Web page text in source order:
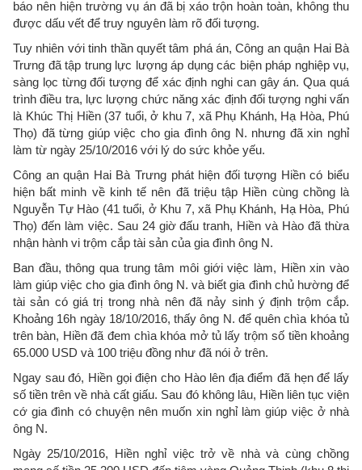
báo nên hiện trường vụ án đã bị xáo trộn hoàn toàn, không thu
được dấu vết để truy nguyên làm rõ đối tượng.
Tuy nhiên với tinh thần quyết tâm phá án, Công an quận Hai Bà
Trưng đã tập trung lực lượng áp dụng các biện pháp nghiệp vụ,
sàng lọc từng đối tượng để xác định nghi can gây án. Qua quá
trình điều tra, lực lượng chức năng xác định đối tượng nghi vấn
là Khúc Thị Hiền (37 tuổi, ở khu 7, xã Phụ Khánh, Hạ Hòa, Phú
Thọ) đã từng giúp việc cho gia đình ông N. nhưng đã xin nghỉ
làm từ ngày 25/10/2016 với lý do sức khỏe yếu.
Công an quận Hai Bà Trưng phát hiện đối tượng Hiền có biểu
hiện bất minh về kinh tế nên đã triệu tập Hiền cùng chồng là
Nguyễn Tự Hào (41 tuổi, ở Khu 7, xã Phụ Khánh, Hạ Hòa, Phú
Thọ) đến làm việc. Sau 24 giờ đấu tranh, Hiền và Hào đã thừa
nhận hành vi trộm cắp tài sản của gia đình ông N.
Ban đầu, thông qua trung tâm môi giới việc làm, Hiền xin vào
làm giúp việc cho gia đình ông N. và biết gia đình chủ hường để
tài sản có giá trị trong nhà nên đã nảy sinh ý định trộm cắp.
Khoảng 16h ngày 18/10/2016, thấy ông N. để quên chìa khóa tủ
trên bàn, Hiền đã đem chìa khóa mở tủ lấy trộm số tiền khoảng
65.000 USD và 100 triệu đồng như đã nói ở trên.
Ngay sau đó, Hiền gọi điện cho Hào lên địa điểm đã hẹn để lấy
số tiền trên về nhà cất giấu. Sau đó không lâu, Hiền liên tục viện
cớ gia đình có chuyện nên muốn xin nghỉ làm giúp việc ở nhà
ông N.
Ngày 25/10/2016, Hiền nghỉ việc trở về nhà và cùng chồng